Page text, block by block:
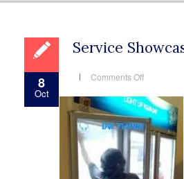
8
Oct
Service
Comments Offon